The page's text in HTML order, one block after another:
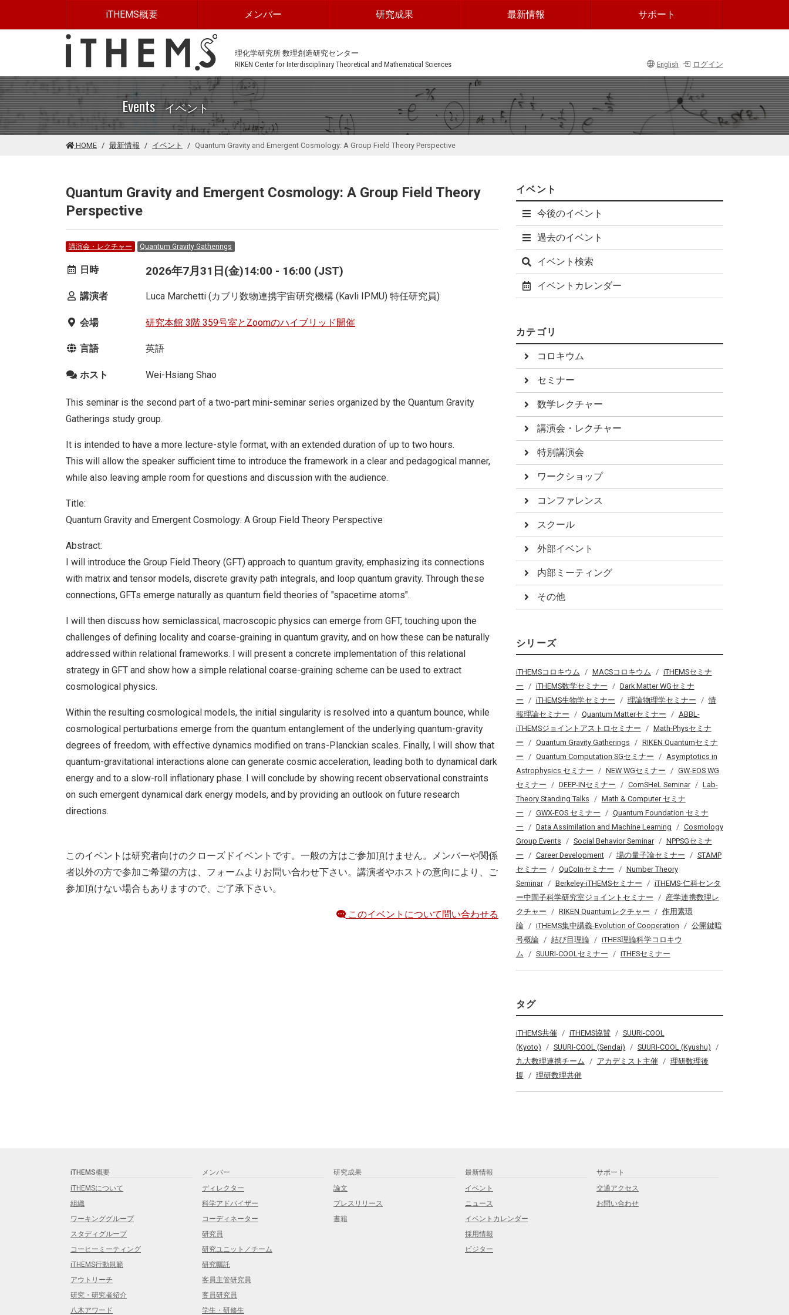
iTHEMS概要 メンバー 研究成果 最新情報 サポート
理化学研究所 数理創造研究センター
RIKEN Center for Interdisciplinary Theoretical and Mathematical Sciences
English ログイン
Events イベント
HOME 最新情報 イベント Quantum Gravity and Emergent Cosmology: A Group Field Theory Perspective
Quantum Gravity and Emergent Cosmology: A Group Field Theory
Perspective
講演会・レクチャー Quantum Gravity Gatherings
日時 2026年7月31日(金)14:00 - 16:00 (JST)
講演者 Luca Marchetti (カブリ数物連携宇宙研究機構 (Kavli IPMU) 特任研究員)
会場 研究本館 3階 359号室とZoomのハイブリッド開催
言語 英語
ホスト Wei-Hsiang Shao
This seminar is the second part of a two-part mini-seminar series organized by the Quantum Gravity
Gatherings study group.
It is intended to have a more lecture-style format, with an extended duration of up to two hours.
This will allow the speaker sufficient time to introduce the framework in a clear and pedagogical manner,
while also leaving ample room for questions and discussion with the audience.
Title:
Quantum Gravity and Emergent Cosmology: A Group Field Theory Perspective
Abstract:
I will introduce the Group Field Theory (GFT) approach to quantum gravity, emphasizing its connections
with matrix and tensor models, discrete gravity path integrals, and loop quantum gravity. Through these
connections, GFTs emerge naturally as quantum field theories of "spacetime atoms".
I will then discuss how semiclassical, macroscopic physics can emerge from GFT, touching upon the
challenges of defining locality and coarse-graining in quantum gravity, and on how these can be naturally
addressed within relational frameworks. I will present a concrete implementation of this relational
strategy in GFT and show how a simple relational coarse-graining scheme can be used to extract
cosmological physics.
Within the resulting cosmological models, the initial singularity is resolved into a quantum bounce, while
cosmological perturbations emerge from the quantum entanglement of the underlying quantum-gravity
degrees of freedom, with effective dynamics modified on trans-Planckian scales. Finally, I will show that
quantum-gravitational interactions alone can generate cosmic acceleration, leading both to dynamical dark
energy and to a slow-roll inflationary phase. I will conclude by showing recent observational constraints
on such emergent dynamical dark energy models, and by providing an outlook on future research
directions.
このイベントは研究者向けのクローズドイベントです。一般の方はご参加頂けません。メンバーや関係
者以外の方で参加ご希望の方は、フォームよりお問い合わせ下さい。講演者やホストの意向により、ご
参加頂けない場合もありますので、ご了承下さい。
このイベントについて問い合わせる
イベント
今後のイベント
過去のイベント
イベント検索
イベントカレンダー
カテゴリ
コロキウム
セミナー
数学レクチャー
講演会・レクチャー
特別講演会
ワークショップ
コンファレンス
スクール
外部イベント
内部ミーティング
その他
シリーズ
iTHEMSコロキウム MACSコロキウム
iTHEMSセミナ
ー
iTHEMS数学セミナー
Dark Matter WGセミナ
ー
iTHEMS生物学セミナー 理論物理学セミナー
情
報理論セミナー
Quantum Matterセミナー
ABBL-
iTHEMSジョイントアストロセミナー
Math-Physセミナ
ー
Quantum Gravity Gatherings
RIKEN Quantumセミナ
ー
Quantum Computation SGセミナー
Asymptotics in
Astrophysics セミナー
NEW WGセミナー
GW-EOS WG
セミナー
DEEP-INセミナー ComSHeL Seminar
Lab-
Theory Standing Talks
Math & Computer セミナ
ー
GWX-EOS セミナー
Quantum Foundation セミナ
ー
Data Assimilation and Machine Learning
Cosmology
Group Events
Social Behavior Seminar
NPPSGセミナ
ー
Career Development 場の量子論セミナー
STAMP
セミナー
QuCoInセミナー
Number Theory
Seminar
Berkeley-iTHEMSセミナー
iTHEMS-仁科センタ
ー中間子科学研究室ジョイントセミナー
産学連携数理レ
クチャー
RIKEN Quantumレクチャー
作用素環
論
iTHEMS集中講義-Evolution of Cooperation
公開鍵暗
号概論
結び目理論
iTHES理論科学コロキウ
ム
SUURI-COOLセミナー iTHESセミナー
タグ
iTHEMS共催 iTHEMS協賛
SUURI-COOL
(Kyoto)
SUURI-COOL (Sendai)
SUURI-COOL (Kyushu)
九大数理連携チーム
アカデミスト主催
理研数理後
援
理研数理共催
iTHEMS概要
iTHEMSについて
組織
ワーキンググループ
スタディグループ
コーヒーミーティング
iTHEMS行動規範
アウトリーチ
研究・研究者紹介
八木アワード
メンバー
ディレクター
科学アドバイザー
コーディネーター
研究員
研究ユニット／チーム
研究嘱託
客員主管研究員
客員研究員
学生・研修生
研究成果
論文
プレスリリース
書籍
最新情報
イベント
ニュース
イベントカレンダー
採用情報
ビジター
サポート
交通アクセス
お問い合わせ